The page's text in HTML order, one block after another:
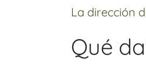
La dirección
Qué